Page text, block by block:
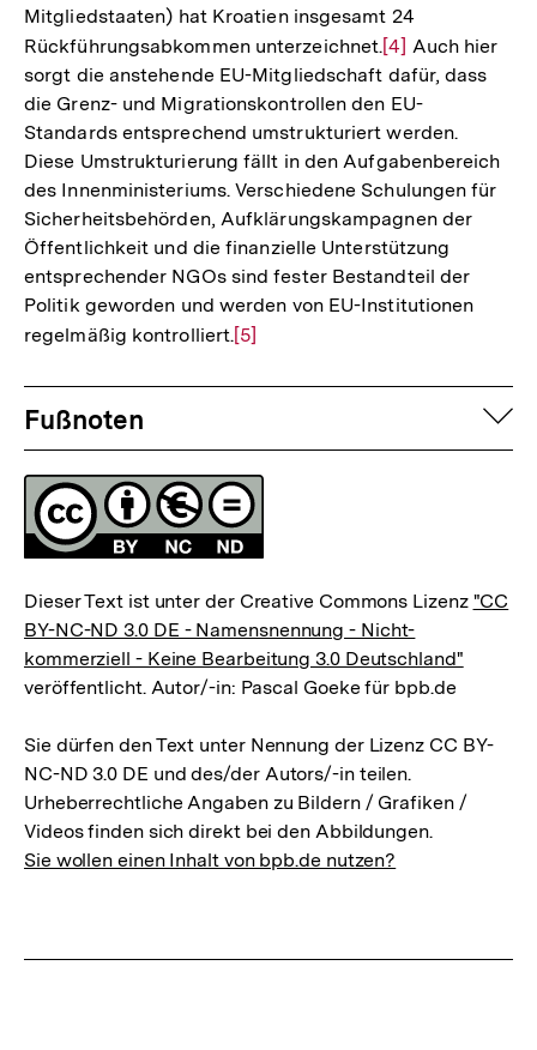
Mitgliedstaaten) hat Kroatien insgesamt 24
Rückführungsabkommen unterzeichnet.Zur
Auflösung
der
Fußnote
[4] Auch hier
sorgt die anstehende EU-Mitgliedschaft dafür, dass
die Grenz- und Migrationskontrollen den EU-
Standards entsprechend umstrukturiert werden.
Diese Umstrukturierung fällt in den Aufgabenbereich
des Innenministeriums. Verschiedene Schulungen für
Sicherheitsbehörden, Aufklärungskampagnen der
Öffentlichkeit und die finanzielle Unterstützung
entsprechender NGOs sind fester Bestandteil der
Politik geworden und werden von EU-Institutionen
regelmäßig kontrolliert.Zur
der
[5]
Fussnoten
Fußnoten
Lizenz
Dieser Text ist unter der Creative Commons Lizenz "CC
BY-NC-ND 3.0 DE - Namensnennung - Nicht-
kommerziell - Keine Bearbeitung 3.0 Deutschland"
veröffentlicht. Autor/-in: Pascal Goeke für bpb.de
Sie dürfen den Text unter Nennung der Lizenz CC BY-
NC-ND 3.0 DE und des/der Autors/-in teilen.
Urheberrechtliche Angaben zu Bildern / Grafiken /
Videos finden sich direkt bei den Abbildungen.
Sie wollen einen Inhalt von bpb.de nutzen?